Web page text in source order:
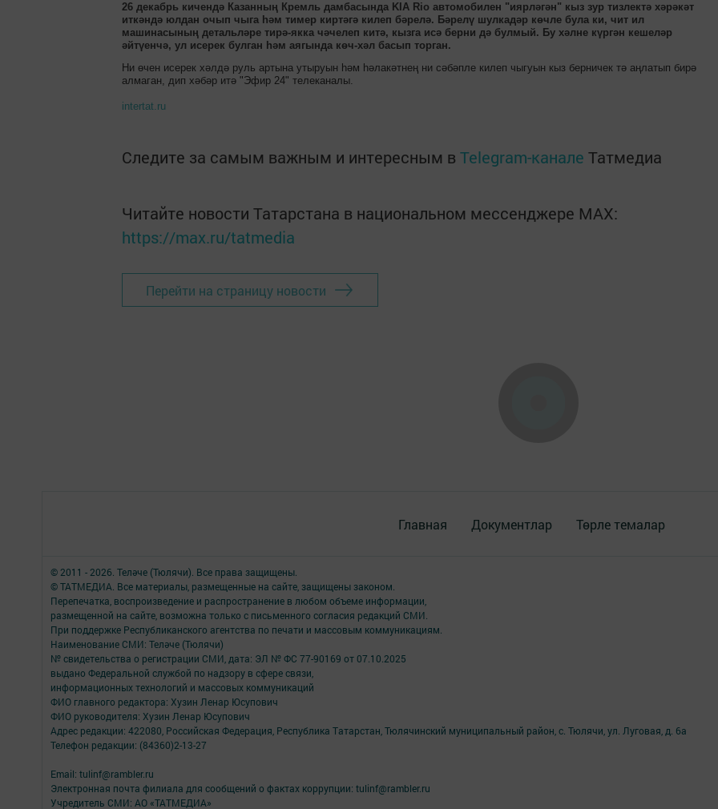
26 декабрь кичендә Казанның Кремль дамбасында KIA Rio автомобилен "иярләгән" кыз зур тизлектә хәрәкәт
иткәндә юлдан очып чыга һәм тимер киртәгә килеп бәрелә. Бәрелү шулкадәр көчле була ки, чит ил
машинасының детальләре тирә-якка чәчелеп китә, кызга исә берни дә булмый. Бу хәлне күргән кешеләр
әйтүенчә, ул исерек булган һәм аягында көч-хәл басып торган.
Ни өчен исерек хәлдә руль артына утыруын һәм һәлакәтнең ни сәбәпле килеп чыгуын кыз берничек тә аңлатып бирә
алмаган, дип хәбәр итә "Эфир 24" телеканалы.
intertat.ru
Следите за самым важным и интересным в Telegram-канале Татмедиа
Читайте новости Татарстана в национальном мессенджере MАХ:
https://max.ru/tatmedia
Перейти на страницу новости
Главная Документлар Төрле темалар
© 2011 - 2026. Теләче (Тюлячи). Все права защищены.
© ТАТМЕДИА. Все материалы, размещенные на сайте, защищены законом.
Перепечатка, воспроизведение и распространение в любом объеме информации,
размещенной на сайте, возможна только с письменного согласия редакций СМИ.
При поддержке Республиканского агентства по печати и массовым коммуникациям.
Наименование СМИ: Теләче (Тюлячи)
№ свидетельства о регистрации СМИ, дата: ЭЛ № ФС 77-90169 от 07.10.2025
выдано Федеральной службой по надзору в сфере связи,
информационных технологий и массовых коммуникаций
ФИО главного редактора: Хузин Ленар Юсупович
ФИО руководителя: Хузин Ленар Юсупович
Адрес редакции: 422080, Российская Федерация, Республика Татарстан, Тюлячинский муниципальный район, с. Тюлячи, ул. Луговая, д. 6а
Телефон редакции: (84360)2-⁠13-⁠27
Email: tulinf@rambler.ru
Электронная почта филиала для сообщений о фактах коррупции: tulinf@rambler.ru
Учредитель СМИ: АО «ТАТМЕДИА»